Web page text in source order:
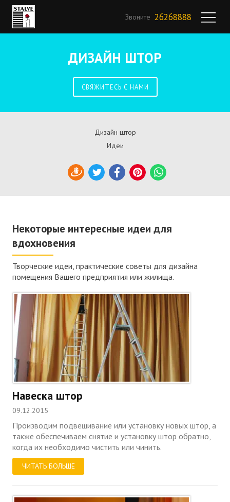
Звоните 26268888
ДИЗАЙН ШТОР
СВЯЖИТЕСЬ С НАМИ
Дизайн штор
Идеи
DraugiemTwitterFacebookPinterestWhatsApp
Некоторые интересные идеи для
вдохновения
Творческие идеи, практические советы для дизайна
помещения Вашего предприятия или жилища.
Навеска штор
09.12.2015
Производим подвешивание или установку новых штор, а
также обеспечиваем снятие и установку штор обратно,
когда их необходимо чистить или чинить.
ЧИТАТЬ БОЛЬШЕ